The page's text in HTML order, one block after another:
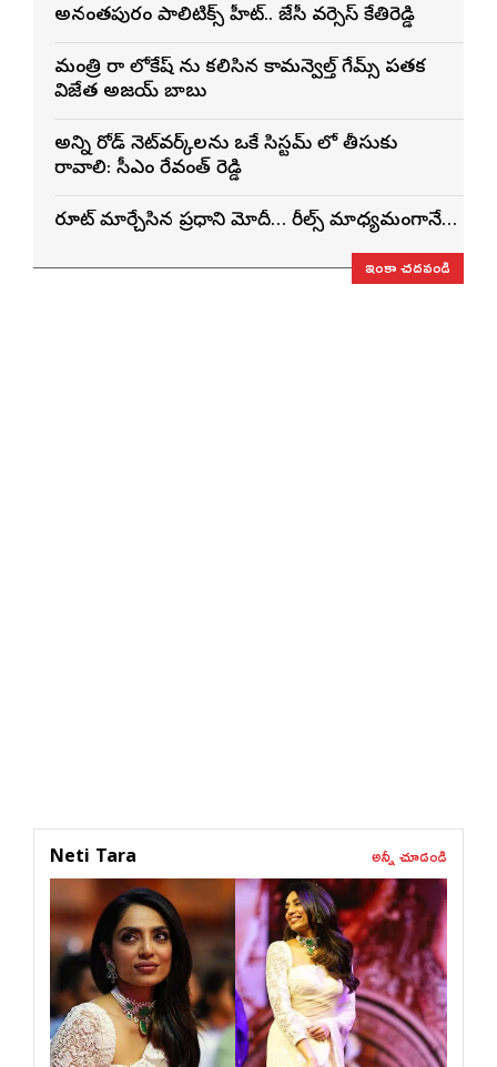
అనంతపురం పాలిటిక్స్ హీట్.. జేసీ వర్సెస్ కేతిరెడ్డి
మంత్రి నారా లోకేష్ ను కలిసిన కామన్వెల్త్ గేమ్స్ పతక
విజేత అజయ్ బాబు
అన్ని రోడ్ నెట్‌వర్క్‌లను ఒకే సిస్టమ్ లో తీసుకు
రావాలి: సీఎం రేవంత్ రెడ్డి
రూట్ మార్చేసిన ప్రధాని మోదీ… రీల్స్ మాధ్యమంగానే…
ఇంకా చదవండి
Neti Tara అన్నీ చూడండి